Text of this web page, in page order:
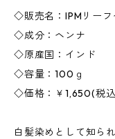
◇販売名：IPMリーフ
◇成分：ヘンナ
◇原産国：インド
◇容量：100ｇ
◇価格：￥1,650(税
白髪染めとして知ら